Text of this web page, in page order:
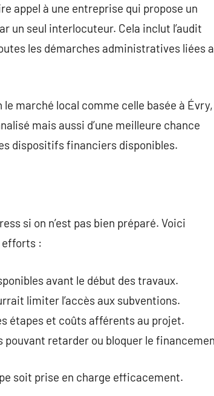
appel à une entreprise qui propose un
un seul interlocuteur. Cela inclut l’audit
les démarches administratives liées
marché local comme celle basée à Évry,
mais aussi d’une meilleure chance
dispositifs financiers disponibles.
si on n’est pas bien préparé. Voici
efforts :
avant le début des travaux.
limiter l’accès aux subventions.
étapes et coûts afférents au projet.
retarder ou bloquer le
soit prise en charge efficacement.